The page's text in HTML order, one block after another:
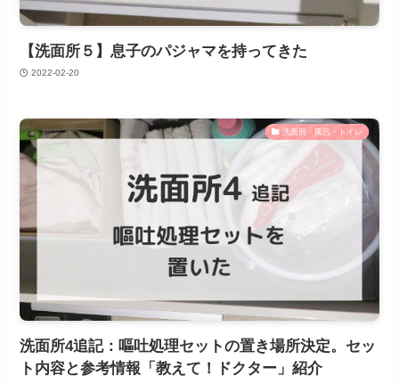
【洗面所５】息子のパジャマを持ってきた
2022-02-20
洗面所・風呂・トイレ
洗面所4追記：嘔吐処理セットの置き場所決定。セッ
ト内容と参考情報「教えて！ドクター」紹介